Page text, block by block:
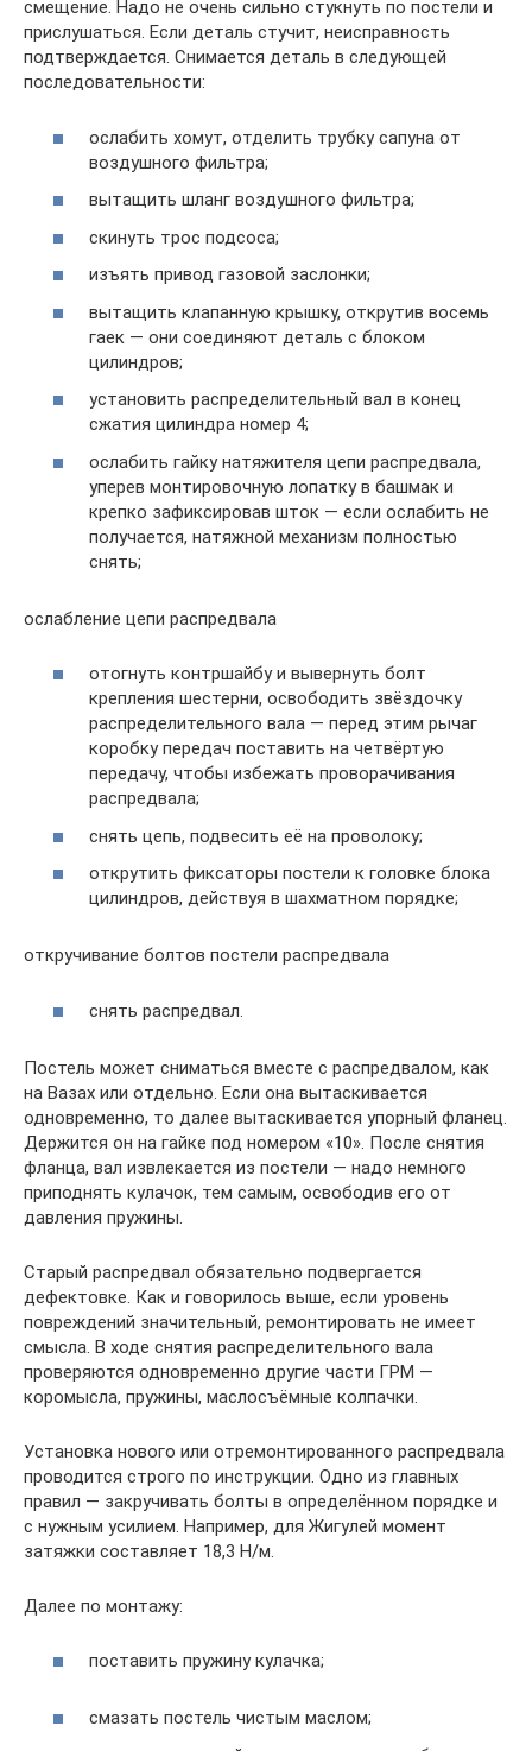
смещение. Надо не очень сильно стукнуть по постели и
прислушаться. Если деталь стучит, неисправность
подтверждается. Снимается деталь в следующей
последовательности:
ослабить хомут, отделить трубку сапуна от
воздушного фильтра;
вытащить шланг воздушного фильтра;
скинуть трос подсоса;
изъять привод газовой заслонки;
вытащить клапанную крышку, открутив восемь
гаек — они соединяют деталь с блоком
цилиндров;
установить распределительный вал в конец
сжатия цилиндра номер 4;
ослабить гайку натяжителя цепи распредвала,
уперев монтировочную лопатку в башмак и
крепко зафиксировав шток — если ослабить не
получается, натяжной механизм полностью
снять;
ослабление цепи распредвала
отогнуть контршайбу и вывернуть болт
крепления шестерни, освободить звёздочку
распределительного вала — перед этим рычаг
коробку передач поставить на четвёртую
передачу, чтобы избежать проворачивания
распредвала;
снять цепь, подвесить её на проволоку;
открутить фиксаторы постели к головке блока
цилиндров, действуя в шахматном порядке;
откручивание болтов постели распредвала
снять распредвал.
Постель может сниматься вместе с распредвалом, как
на Вазах или отдельно. Если она вытаскивается
одновременно, то далее вытаскивается упорный фланец.
Держится он на гайке под номером «10». После снятия
фланца, вал извлекается из постели — надо немного
приподнять кулачок, тем самым, освободив его от
давления пружины.
Старый распредвал обязательно подвергается
дефектовке. Как и говорилось выше, если уровень
повреждений значительный, ремонтировать не имеет
смысла. В ходе снятия распределительного вала
проверяются одновременно другие части ГРМ —
коромысла, пружины, маслосъёмные колпачки.
Установка нового или отремонтированного распредвала
проводится строго по инструкции. Одно из главных
правил — закручивать болты в определённом порядке и
с нужным усилием. Например, для Жигулей момент
затяжки составляет 18,3 Н/м.
Далее по монтажу:
поставить пружину кулачка;
смазать постель чистым маслом;